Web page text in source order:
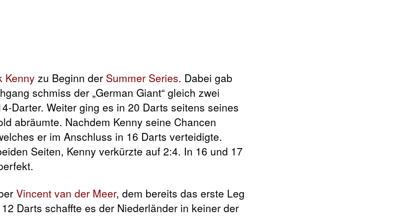
Kenny zu Beginn der Summer Series. Dabei gab
schmiss der „German Giant“ gleich zwei
Darter. Weiter ging es in 20 Darts seitens seines
abräumte. Nachdem Kenny seine Chancen
er im Anschluss in 16 Darts verteidigte.
Seiten, Kenny verkürzte auf 2:4. In 16 und 17
Vincent van der Meer, dem bereits das erste Leg
Darts schaffte es der Niederländer in keiner der